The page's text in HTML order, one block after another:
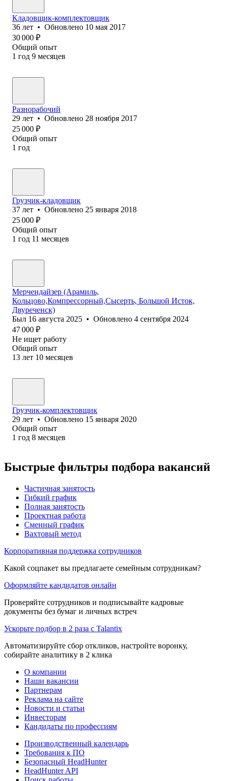
Кладовщик-комплектовщик
36 лет • Обновлено 10 мая 2017
30 000 ₽
Общий опыт
1 год 9 месяцев
Разнорабочий
29 лет • Обновлено 28 ноября 2017
25 000 ₽
Общий опыт
1 год
Грузчик-кладовщик
37 лет • Обновлено 25 января 2018
25 000 ₽
Общий опыт
1 год 11 месяцев
Мерчендайзер (Арамиль,
Кольцово,Компрессорный,Сысерть, Большой Исток,
Двуреченск)
Был 16 августа 2025 • Обновлено 4 сентября 2024
47 000 ₽
Не ищет работу
Общий опыт
13 лет 10 месяцев
Грузчик-комплектовщик
29 лет • Обновлено 15 января 2020
Общий опыт
1 год 8 месяцев
Быстрые фильтры подбора вакансий
Частичная занятость
Гибкий график
Полная занятость
Проектная работа
Сменный график
Вахтовый метод
Корпоративная поддержка сотрудников
Какой соцпакет вы предлагаете семейным сотрудникам?
Оформляйте кандидатов онлайн
Проверяйте сотрудников и подписывайте кадровые
документы без бумаг и личных встреч
Ускорьте подбор в 2 раза с Talantix
Автоматизируйте сбор откликов, настройте воронку,
собирайте аналитику в 2 клика
О компании
Наши вакансии
Партнерам
Реклама на сайте
Новости и статьи
Инвесторам
Кандидаты по профессиям
Производственный календарь
Требования к ПО
Безопасный HeadHunter
HeadHunter API